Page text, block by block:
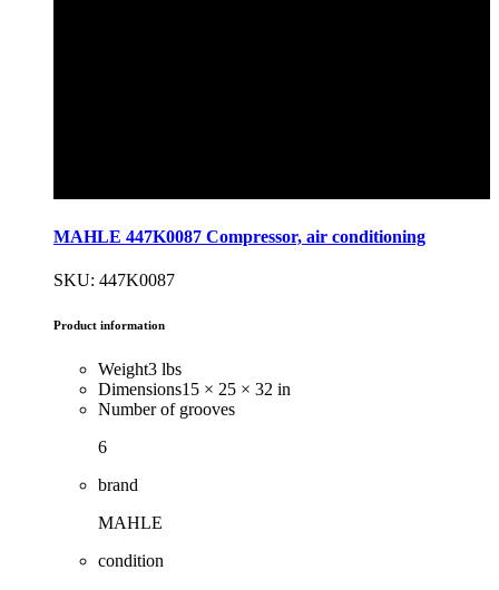
MAHLE 447K0087 Compressor, air conditioning
SKU: 447K0087
Product information
Weight3 lbs
Dimensions15 × 25 × 32 in
Number of grooves
6
brand
MAHLE
condition